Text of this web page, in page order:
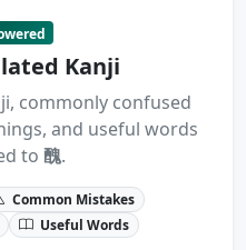
Kanji
commonly confused
and useful words
to 醜.
Common Mistakes
Useful Words